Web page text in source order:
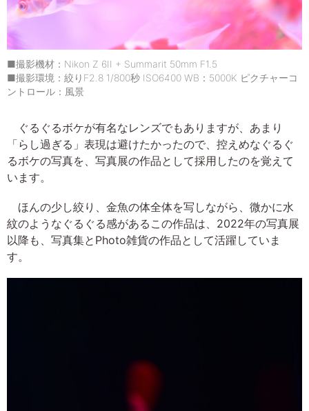
■撮影機材：Nikon Z 6II + Summarit 50mm F1.5
■撮影環境：絞りF2.8 1/800秒 ISO6400 WB：5000K ピクチャーコ
ントロール：風景
ぐるぐるボケが有名なレンズでもありますが、あまり
「らし過ぎる」表現は避けたかったので、控えめなぐるぐ
るボケの写真を、写真展の作品として採用したのを覚えて
います。
ほんの少し絞り、金魚の体全体を写しながら、微かに水
紋のようなぐるぐる感があるこの作品は、2022年の写真展
以降も、写真集とPhoto雑貨の作品として活躍していま
す。